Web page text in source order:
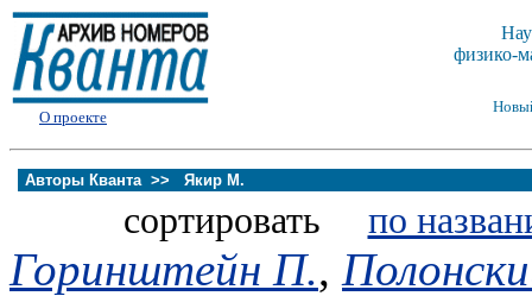
О проекте
физико-
Авторы Кванта >> Якир М.
сортировать по
Горинштейн П.,